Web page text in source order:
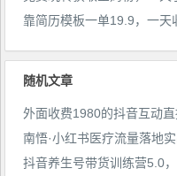
随机文章
南悟·小红书医疗流量落地